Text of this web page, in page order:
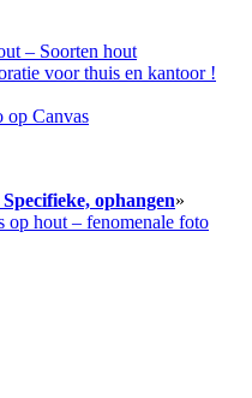
– Soorten hout
voor thuis en kantoor !
op Canvas
ophangen»
op hout – fenomenale foto